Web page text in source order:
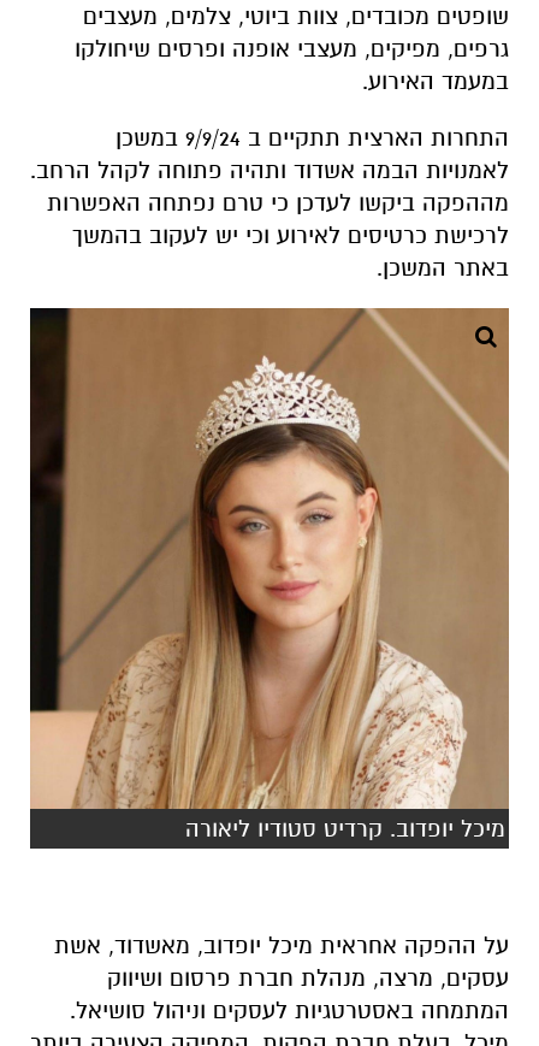
שופטים מכובדים, צוות ביוטי, צלמים, מעצבים
גרפים, מפיקים, מעצבי אופנה ופרסים שיחולקו
במעמד האירוע.
התחרות הארצית תתקיים ב 9/9/24 במשכן
לאמנויות הבמה אשדוד ותהיה פתוחה לקהל הרחב.
מההפקה ביקשו לעדכן כי טרם נפתחה האפשרות
לרכישת כרטיסים לאירוע וכי יש לעקוב בהמשך
באתר המשכן.
מיכל יופדוב. קרדיט סטודיו ליאורה
על ההפקה אחראית מיכל יופדוב, מאשדוד, אשת
עסקים, מרצה, מנהלת חברת פרסום ושיווק
המתמחה באסטרטגיות לעסקים וניהול סושיאל.